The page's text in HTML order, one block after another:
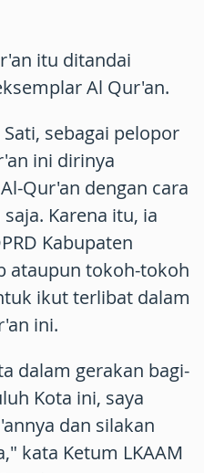
itu ditandai
Al Qur'an.
sebagai pelopor
ini dirinya
Qur'an dengan cara
Karena itu, ia
Kabupaten
ataupun tokoh-tokoh
ikut terlibat dalam
ini.
dalam gerakan bagi-
Kota ini, saya
dan silakan
kata Ketum LKAAM